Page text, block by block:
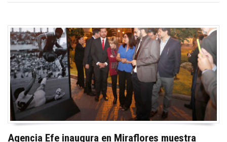
Agencia Efe inaugura en Miraflores muestra